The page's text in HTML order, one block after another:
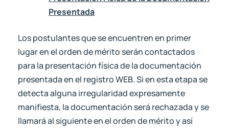
Presentada
Los postulantes que se encuentren en primer
lugar en el orden de mérito serán contactados
para la presentación física de la documentación
presentada en el registro WEB. Si en esta etapa se
detecta alguna irregularidad expresamente
manifiesta, la documentación será rechazada y se
llamará al siguiente en el orden de mérito y así